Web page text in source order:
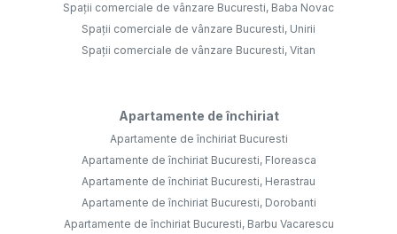
Spații comerciale de vânzare Bucuresti, Baba Novac
Spații comerciale de vânzare Bucuresti, Unirii
Spații comerciale de vânzare Bucuresti, Vitan
Apartamente de închiriat
Apartamente de închiriat Bucuresti
Apartamente de închiriat Bucuresti, Floreasca
Apartamente de închiriat Bucuresti, Herastrau
Apartamente de închiriat Bucuresti, Dorobanti
Apartamente de închiriat Bucuresti, Barbu Vacarescu